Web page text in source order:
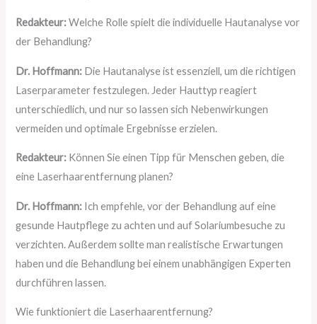
Redakteur:Welche Rolle spielt die individuelle Hautanalyse vor
der Behandlung?
Dr. Hoffmann: Die Hautanalyse ist essenziell, um die richtigen
Laserparameter festzulegen. Jeder Hauttyp reagiert
unterschiedlich, und nur so lassen sich Nebenwirkungen
vermeiden und optimale Ergebnisse erzielen.
Redakteur: Können Sie einen Tipp für Menschen geben, die
eine Laserhaarentfernung planen?
Dr. Hoffmann: Ich empfehle, vor der Behandlung auf eine
gesunde Hautpflege zu achten und auf Solariumbesuche zu
verzichten. Außerdem sollte man realistische Erwartungen
haben und die Behandlung bei einem unabhängigen Experten
durchführen lassen.
Wie funktioniert die Laserhaarentfernung?